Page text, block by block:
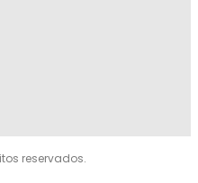
reservados.